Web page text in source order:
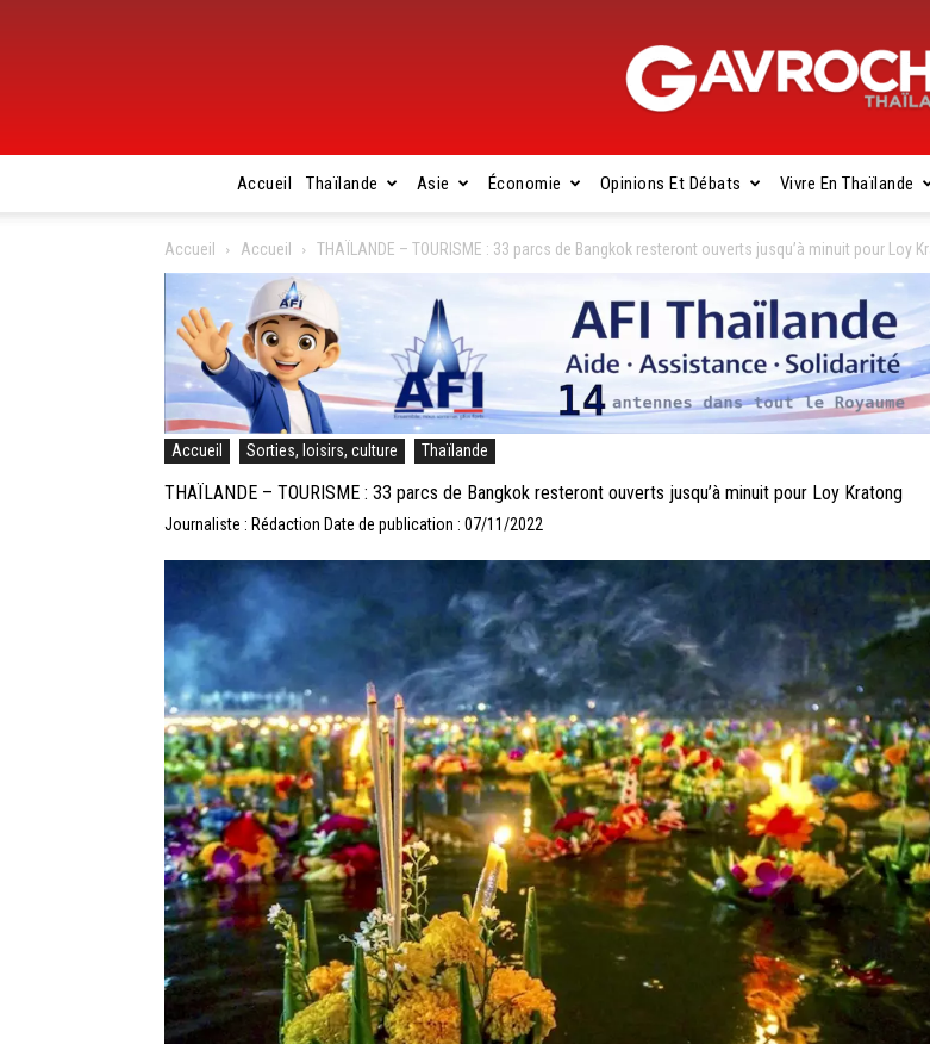
Gavroche
Thaïlande
Accueil Thaïlande Asie Économie Opinions Et Débats Vivre En Thaïlande
Accueil Accueil THAÏLANDE – TOURISME : 33 parcs de Bangkok resteront ouverts jusqu’à minuit pour Loy
Accueil Sorties, loisirs, culture Thaïlande
THAÏLANDE – TOURISME : 33 parcs de Bangkok resteront ouverts jusqu’à minuit pour Loy Kratong
Journaliste : Rédaction Date de publication : 07/11/2022